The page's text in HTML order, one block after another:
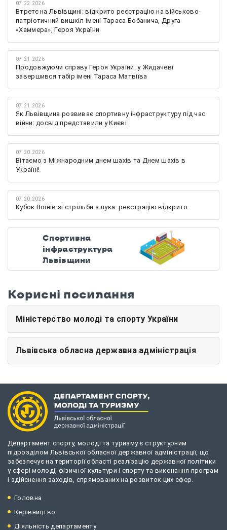
07.22.2026
Втретє на Львівщині: відкрито реєстрацію на військово-
патріотичний вишкіл імені Тараса Бобанича, Друга
«Хаммера», Героя України
07.21.2026
Продовжуючи справу Героя України: у Жидачеві
завершився табір імені Тараса Матвіїва
07.21.2026
Як Львівщина розвиває спортивну інфраструктуру під час
війни: досвід представили у Києві
07.20.2026
Вітаємо з Міжнародним днем шахів та Днем шахів в
Україні!
07.20.2026
Кубок Воїнів зі стрільби з лука: реєстрацію відкрито
Спортивна
інфраструктура
Львівщини
Корисні посилання
Міністерство молоді та спорту України
Львівська обласна державна адміністрація
Департамент спорту, молоді та туризму є структурним
підрозділом Львівської обласної державної адміністрації, що
забезпечує на території області реалізацію державної політики
у сфері молоді, фізичної культури і спорту та виконання програм
і здійснення заходів, спрямованих на розвиток цих сфер.
Головна
Керівництво
Діяльність департаменту